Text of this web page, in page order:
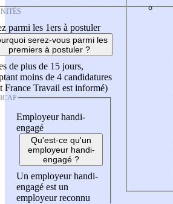
parmi les 1ers à postuler
serez-vous parmi les
premiers à postuler ?
de plus de 15 jours,
moins de 4 candidatures
France Travail est informé)
Employeur handi-
engagé
Qu'est-ce qu'un
employeur handi-
engagé ?
Un employeur handi-
engagé est un
employeur reconnu